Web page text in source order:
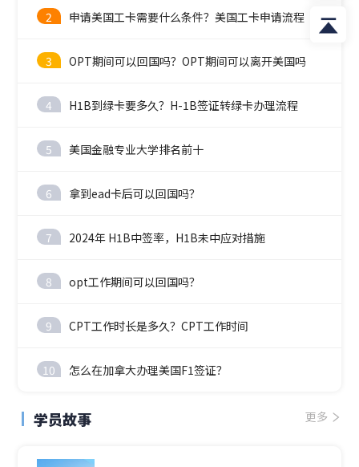
2 申请美国工卡需要什么条件？美国工卡申请流程
3 OPT期间可以回国吗？OPT期间可以离开美国吗
4 H1B到绿卡要多久？H-1B签证转绿卡办理流程
5 美国金融专业大学排名前十
6 拿到ead卡后可以回国吗？
7 2024年 H1B中签率，H1B未中应对措施
8 opt工作期间可以回国吗？
9 CPT工作时长是多久？CPT工作时间
10 怎么在加拿大办理美国F1签证？
学员故事 更多